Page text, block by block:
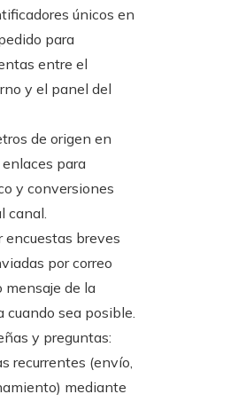
únicos en
para
entre el
y el panel del
de origen en
para
y conversiones
canal.
encuestas breves
por correo
mensaje de la
cuando sea posible.
y preguntas:
recurrentes (envío,
mediante